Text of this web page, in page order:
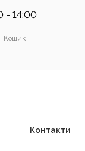
- 14:00
Кошик
Контакти